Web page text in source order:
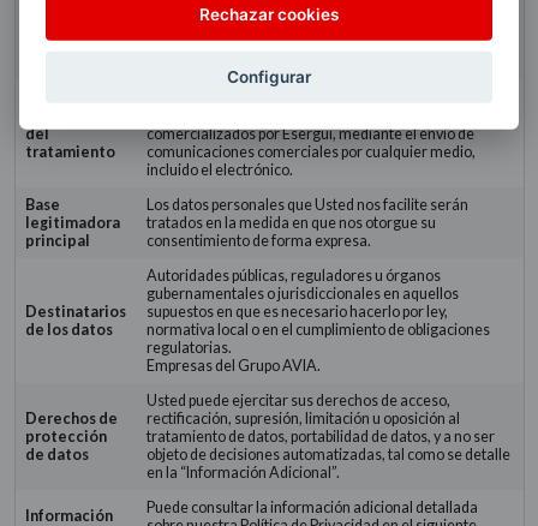
PE Zuatzu, Ed. Ulía, 14, 1ª, 20018 – San Sebastián
(Guipúzcoa)
del
tratamiento
comercializados por Esergui, mediante el envío de
comunicaciones comerciales por cualquier medio,
incluido el electrónico.
Base
legitimadora
principal
Los datos personales que Usted nos facilite serán
tratados en la medida en que nos otorgue su
consentimiento de forma expresa.
Destinatarios
de los datos
Autoridades públicas, reguladores u órganos
gubernamentales o jurisdiccionales en aquellos
supuestos en que es necesario hacerlo por ley,
normativa local o en el cumplimiento de obligaciones
regulatorias.
Empresas del Grupo AVIA.
Derechos de
protección
de datos
Usted puede ejercitar sus derechos de acceso,
rectificación, supresión, limitación u oposición al
tratamiento de datos, portabilidad de datos, y a no ser
objeto de decisiones automatizadas, tal como se detalle
en la “Información Adicional”.
Información
Puede consultar la información adicional detallada
Rechazar cookies
Configurar